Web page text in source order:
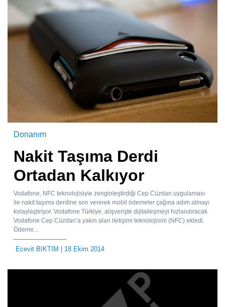
Donanım
Nakit Taşıma Derdi
Ortadan Kalkıyor
Vodafone, NFC teknolojisiyle zenginleştirdiği Cep Cüzdan uygulaması
ile nakit taşıma derdine son vererek mobil ödemeler çağına adım atmayı
kolaylaştırıyor. Vodafone Türkiye, alışverişte dijitalleşmeyi hızlandıracak
Vodafone Cep Cüzdan’a yakın alan iletişimi teknolojisini (NFC) ekledi.
Ödeme...
Ecevit BIKTIM | 18 Ekim 2014